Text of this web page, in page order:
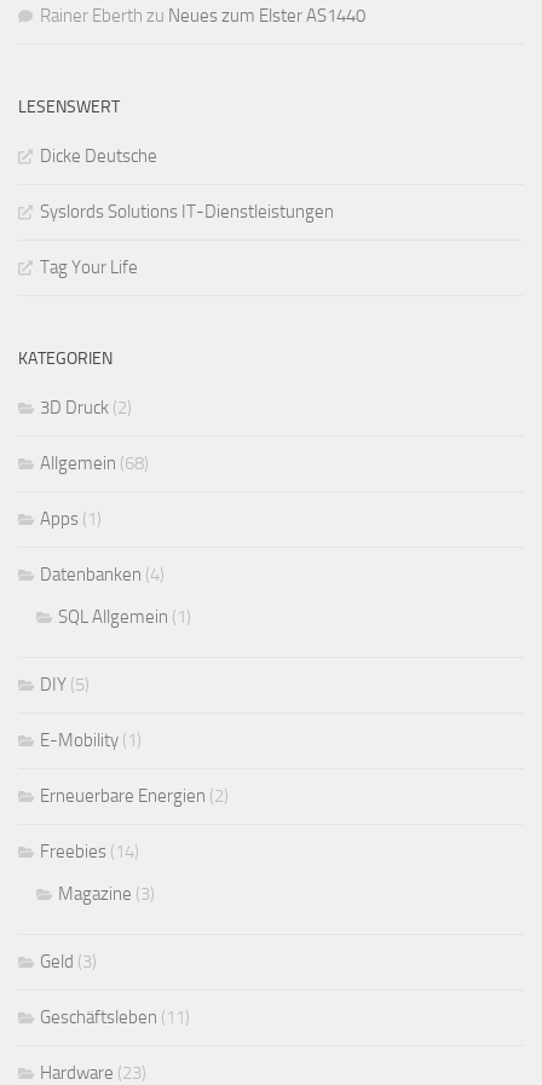
Rainer Eberth zu Neues zum Elster AS1440
LESENSWERT
Dicke Deutsche
Syslords Solutions IT-Dienstleistungen
Tag Your Life
KATEGORIEN
3D Druck (2)
Allgemein (68)
Apps (1)
Datenbanken (4)
SQL Allgemein (1)
DIY (5)
E-Mobility (1)
Erneuerbare Energien (2)
Freebies (14)
Magazine (3)
Geld (3)
Geschäftsleben (11)
Hardware (23)